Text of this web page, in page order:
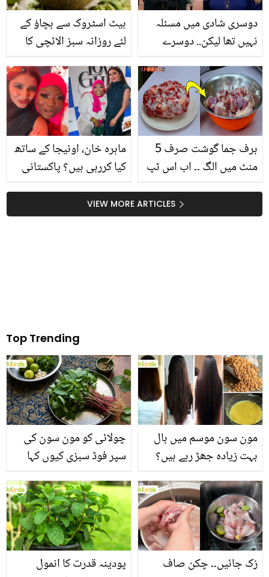
ہیٹ اسٹروک سے بچاؤ کے
لئے روزانہ سبز الائچی کا
فائدے جنہیں جاننا ضروری
ہے۔۔
دوسری شادی میں مسئلہ
نہیں تھا لیکن.. دوسرے
کس بات نے شبیر جان کر
پریشان کردیا تھا؟
ماہرہ خان، اونیجا کے ساتھ
کیا کررہی ہیں؟ پاکستانی
والی اونیجا کی دلچسپ
ویڈیو نے مداحوں کو
برف جما گوشت صرف 5
منٹ میں الگ ۔۔ اب اس ٹپ
گوشت پگھلانے کے انتظار
سے چھٹکارہ پائیں
VIEW MORE ARTICLES
Top Trending
چولائی کو مون سون کی
سپر فوڈ سبزی کیوں کہا
منرلز اور اینٹی آکسیڈنٹس
سے بھرپور اس سبزی کے
فائدے
مون سون موسم میں بال
بہت زیادہ جھڑ رہے ہیں؟
بنانے کے چند قدرتی طریقے
پودینہ قدرت کا انمول
رُک جائیں۔۔ چکن صاف